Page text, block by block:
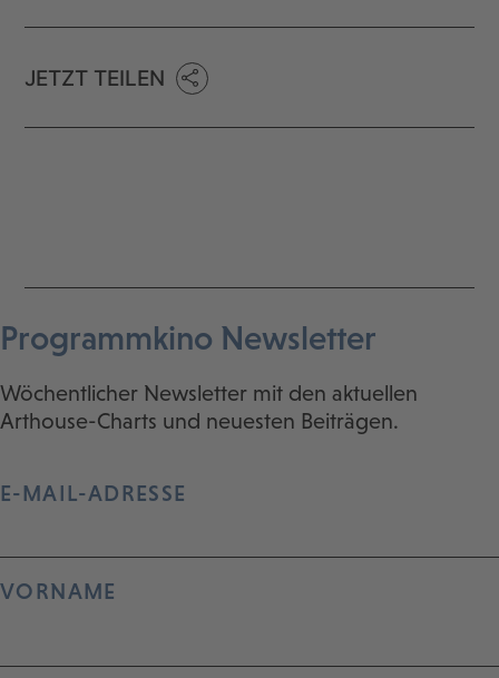
JETZT TEILEN
Programmkino Newsletter
Wöchentlicher Newsletter mit den aktuellen
Arthouse-Charts und neuesten Beiträgen.
E-MAIL-ADRESSE
VORNAME